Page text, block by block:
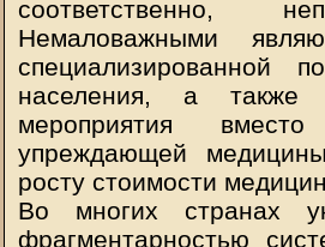
соответственно,
Немаловажными
специализированной
населения, а
мероприятия
упреждающей
росту стоимости
Во многих странах
фрагментарностью